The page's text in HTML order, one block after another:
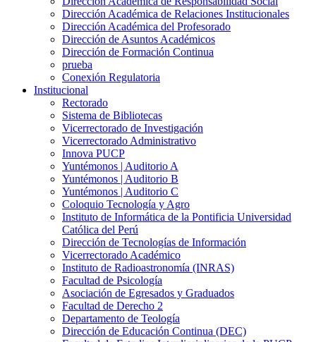
Dirección Académica de Relaciones Institucionales
Dirección Académica del Profesorado
Dirección de Asuntos Académicos
Dirección de Formación Continua
prueba
Conexión Regulatoria
Institucional
Rectorado
Sistema de Bibliotecas
Vicerrectorado de Investigación
Vicerrectorado Administrativo
Innova PUCP
Yuntémonos | Auditorio A
Yuntémonos | Auditorio B
Yuntémonos | Auditorio C
Coloquio Tecnología y Agro
Instituto de Informática de la Pontificia Universidad
Católica del Perú
Dirección de Tecnologías de Información
Vicerrectorado Académico
Instituto de Radioastronomía (INRAS)
Facultad de Psicología
Asociación de Egresados y Graduados
Facultad de Derecho 2
Departamento de Teología
Dirección de Educación Continua (DEC)